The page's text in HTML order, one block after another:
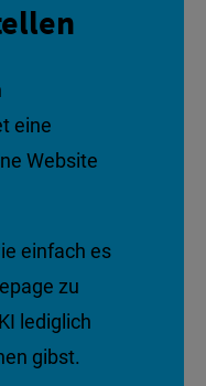
eine
Website
einfach es
zu
lediglich
gibst.